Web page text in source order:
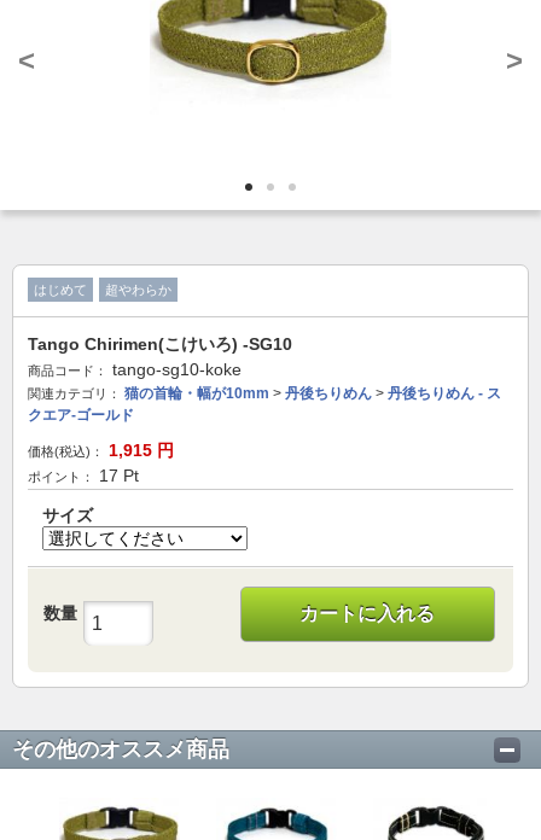
< >
はじめて 超やわらか
Tango Chirimen(こけいろ) -SG10
商品コード： tango-sg10-koke
関連カテゴリ： 猫の首輪・幅が10mm > 丹後ちりめん > 丹後ちりめん - ス
クエア-ゴールド
価格(税込)： 1,915 円
ポイント： 17 Pt
サイズ
数量 カートに入れる
その他のオススメ商品